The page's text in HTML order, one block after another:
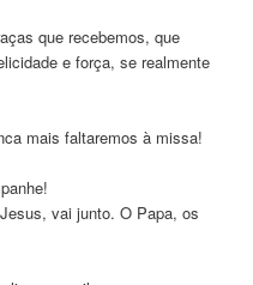
que recebemos, que
e força, se realmente
mais faltaremos à missa!
vai junto. O Papa, os